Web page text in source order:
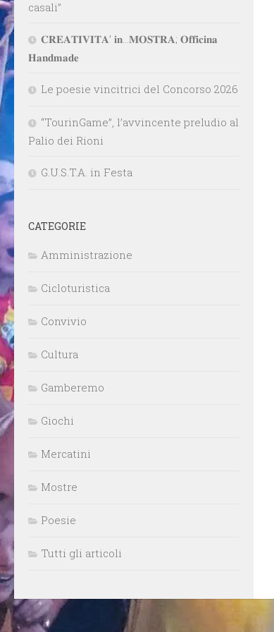
casali”
𝐂𝐑𝐄𝐀𝐓𝐈𝐕𝐈𝐓𝐀’ 𝐢𝐧…𝐌𝐎𝐒𝐓𝐑𝐀; 𝐎𝐟𝐟𝐢𝐜𝐢𝐧𝐚
𝐇𝐚𝐧𝐝𝐦𝐚𝐝𝐞
Le poesie vincitrici del Concorso 2026
“TourinGame”, l’avvincente preludio al
Palio dei Rioni
G.U.S.T.A. in Festa
CATEGORIE
Amministrazione
Cicloturistica
Convivio
Cultura
Gamberemo
Giochi
Mercatini
Mostre
Poesie
Tutti gli articoli